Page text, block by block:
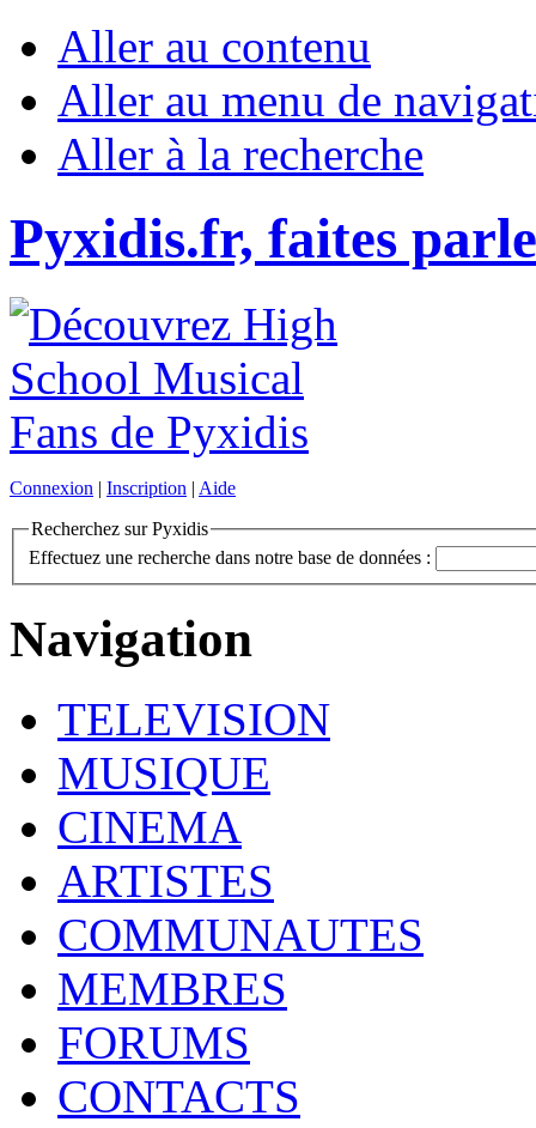
Aller au contenu
Aller au menu de
Aller à la recherche
Pyxidis.fr, faites
Connexion | Inscription | Aide
Recherchez sur Pyxidis
Effectuez une recherche dans notre base de données :
Navigation
TELEVISION
MUSIQUE
CINEMA
ARTISTES
COMMUNAUTES
MEMBRES
FORUMS
CONTACTS